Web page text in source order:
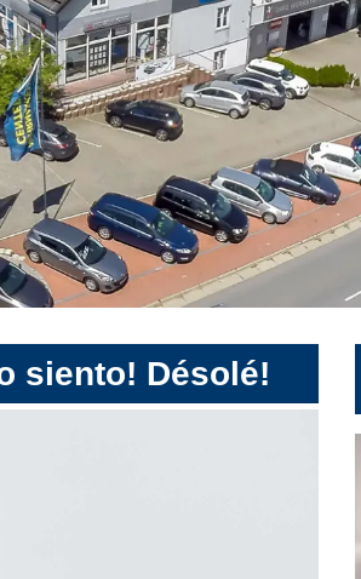
siento! Désolé!